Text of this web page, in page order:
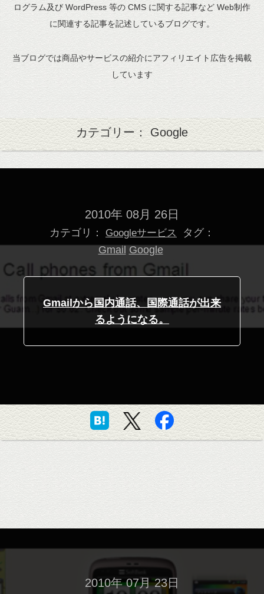
ログラム及び WordPress 等の CMS に関する記事など Web制作
に関連する記事を記述しているブログです。
当ブログでは商品やサービスの紹介にアフィリエイト広告を掲載
しています
カテゴリー： Google
2010年 08月 26日
カテゴリ： Googleサービス
タグ：
Gmail Google
Gmailから国内通話、国際通話が出来
るようになる。
2010年 07月 23日